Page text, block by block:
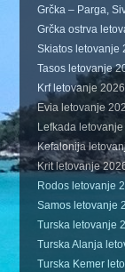
Grčka – Parga,
Grčka ostrva
Skiatos letovanje
Tasos letovanje
Krf letovanje 2026
Evia letovanje
Lefkada
Kefalonija
Krit letovanje
Rodos letovanje
Samos letovanje
Turska letovanje
Turska Alanja
Turska Kemer